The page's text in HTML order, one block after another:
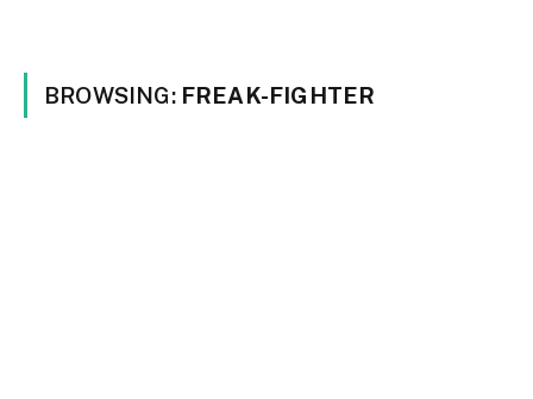
BROWSING: FREAK-FIGHTER